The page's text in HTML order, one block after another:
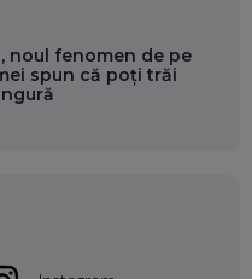
CONSTRUIEȘTI O COMPANIE
LEGĂTURA CU COMUNITATEA
ÎNAPOI
noul fenomen de pe
spun că poți trăi